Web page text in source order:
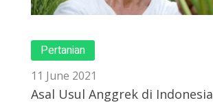
Pertanian
11 June 2021
Asal Usul Anggrek di Indonesia